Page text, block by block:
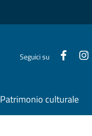
Seguici su
Patrimonio culturale